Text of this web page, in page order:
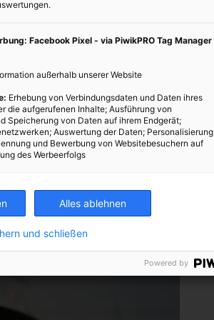
es hilfreich, zu regelmäßigen
ob man noch auf dem Weg ist, den
überhaupt noch
wann man sich diese Zeiten
von der Natur vorgegebenen
Facebook Pixel - via PiwikPRO Tag Manager
außerhalb unserer Website
Erhebung von Verbindungsdaten und Daten ihres
die aufgerufenen Inhalte; Ausführung von
Speicherung von Daten auf ihrem Endgerät;
Auswertung der Daten; Personalisierung
und Bewerbung von Websitebesuchern auf
des Werbeerfolgs
Alles ablehnen
und schließen
Powered by